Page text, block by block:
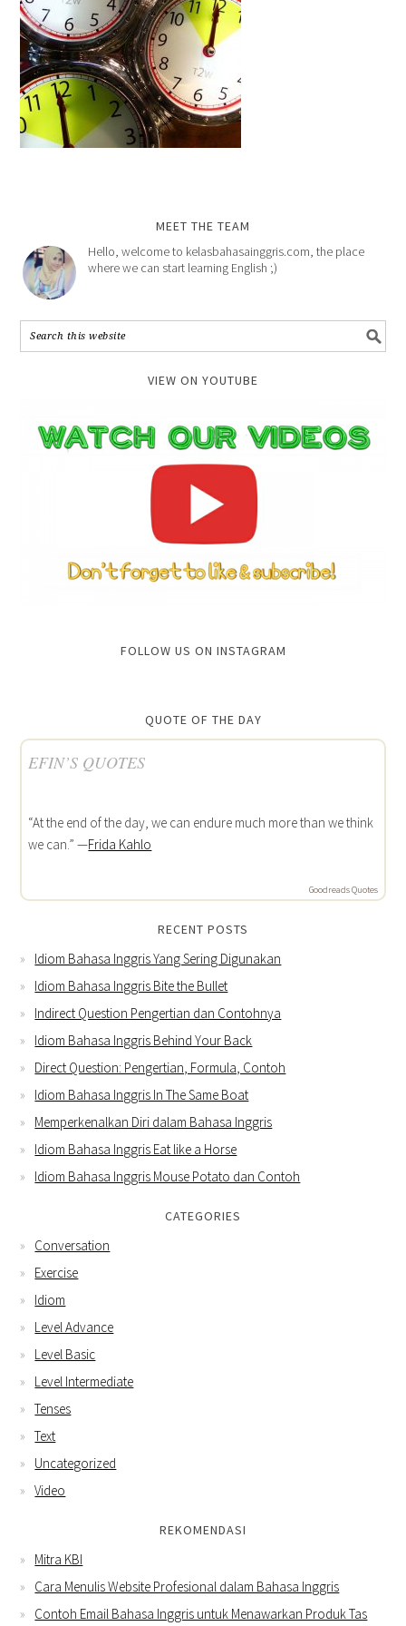
MEET THE TEAM
Hello, welcome to kelasbahasainggris.com, the place
where we can start learning English ;)
VIEW ON YOUTUBE
FOLLOW US ON INSTAGRAM
QUOTE OF THE DAY
EFIN’S QUOTES
“At the end of the day, we can endure much more than we think
we can.” —Frida Kahlo
Goodreads Quotes
RECENT POSTS
Idiom Bahasa Inggris Yang Sering Digunakan
Idiom Bahasa Inggris Bite the Bullet
Indirect Question Pengertian dan Contohnya
Idiom Bahasa Inggris Behind Your Back
Direct Question: Pengertian, Formula, Contoh
Idiom Bahasa Inggris In The Same Boat
Memperkenalkan Diri dalam Bahasa Inggris
Idiom Bahasa Inggris Eat like a Horse
Idiom Bahasa Inggris Mouse Potato dan Contoh
CATEGORIES
Conversation
Exercise
Idiom
Level Advance
Level Basic
Level Intermediate
Tenses
Text
Uncategorized
Video
REKOMENDASI
Mitra KBI
Cara Menulis Website Profesional dalam Bahasa Inggris
Contoh Email Bahasa Inggris untuk Menawarkan Produk Tas